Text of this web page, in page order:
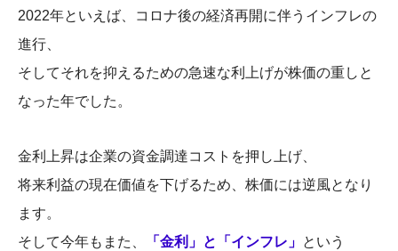
2022年といえば、コロナ後の経済再開に伴うインフレの
進行、
そしてそれを抑えるための急速な利上げが株価の重しと
なった年でした。
金利上昇は企業の資金調達コストを押し上げ、
将来利益の現在価値を下げるため、株価には逆風となり
ます。
そして今年もまた、
「金利」と「インフレ」 という